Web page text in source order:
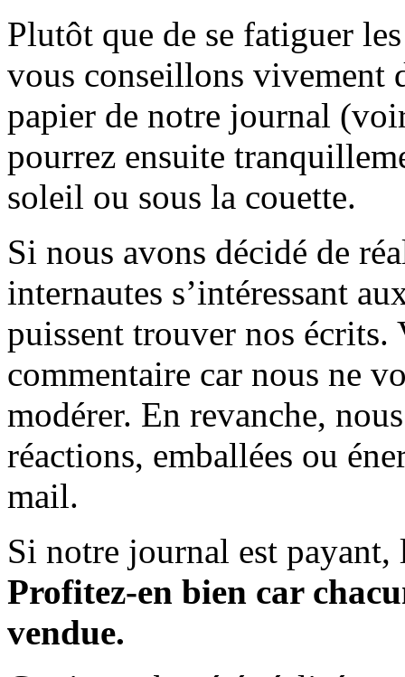
Plutôt que de se fatiguer
vous conseillons vivement
papier de notre journal
pourrez ensuite
soleil ou sous la couette.
Si nous avons décidé de
internautes s’intéressant
puissent trouver nos écrits.
commentaire car nous ne
modérer. En revanche,
réactions, emballées ou
mail.
Si notre journal est payant,
Profitez-en bien car
vendue.